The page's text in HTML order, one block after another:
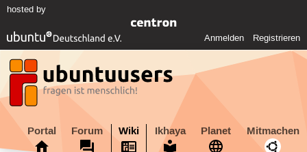
hosted by
Anmelden Registrieren
Portal Forum Wiki Ikhaya Planet Mitmachen